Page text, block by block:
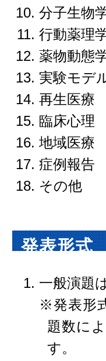
分子生物
行動薬理
薬物動態
実験モデ
再生医療
臨床心理
地域医療
症例報告
その他
発表形式
一般演題
※発表形
題数に
す。